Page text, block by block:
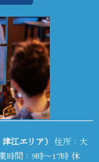
江エリア） 住所：大
時間：9時～17時 休